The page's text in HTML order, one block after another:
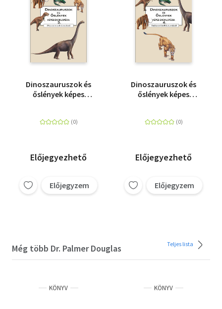
Dinoszauruszok és
őslények képes
madarak
Előjegyezhető
Előjegyzem
Dinoszauruszok és
őslények képes
emlősök
Előjegyezhető
Előjegyzem
Még több Dr. Palmer Douglas Teljes lista
KÖNYV KÖNYV